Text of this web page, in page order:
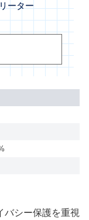
バシー保護を重視